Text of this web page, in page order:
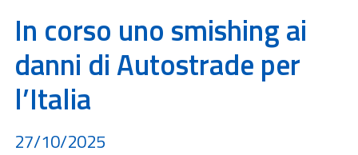
In corso uno smishing ai
danni di Autostrade per
l’Italia
27/10/2025